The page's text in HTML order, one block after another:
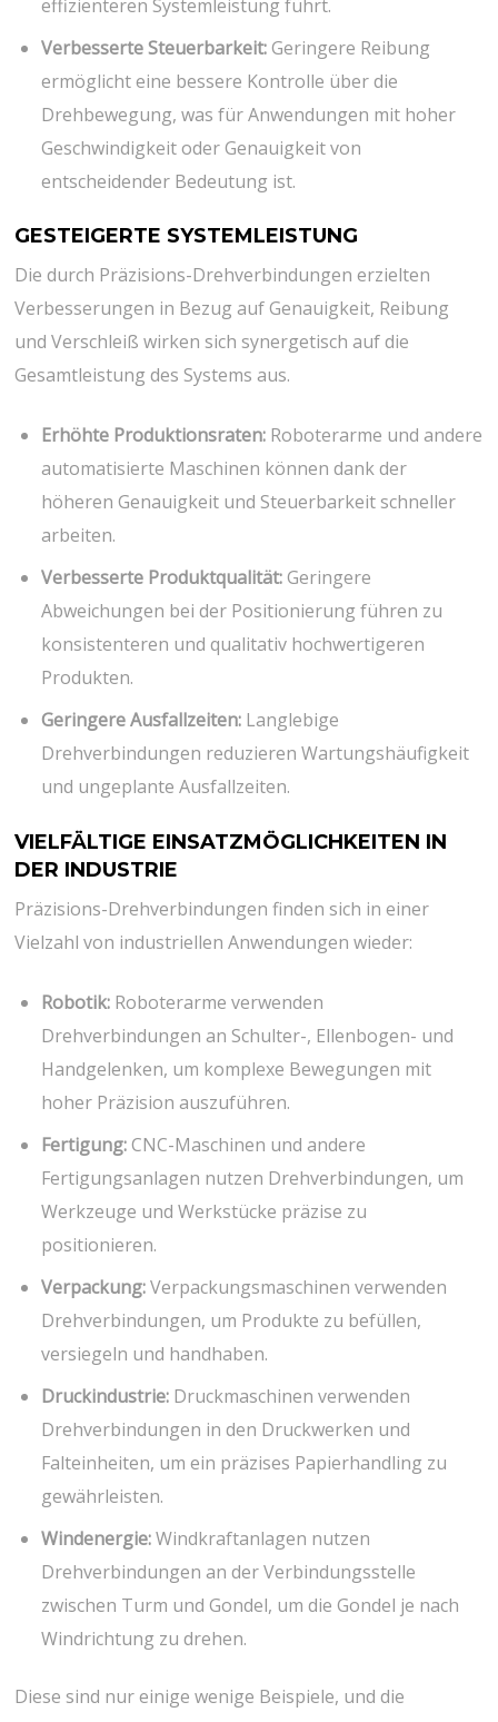
effizienteren Systemleistung führt.
Verbesserte Steuerbarkeit:Geringere Reibung
ermöglicht eine bessere Kontrolle über die
Drehbewegung, was für Anwendungen mit hoher
Geschwindigkeit oder Genauigkeit von
entscheidender Bedeutung ist.
GESTEIGERTE SYSTEMLEISTUNG
Die durch Präzisions-Drehverbindungen erzielten
Verbesserungen in Bezug auf Genauigkeit, Reibung
und Verschleiß wirken sich synergetisch auf die
Gesamtleistung des Systems aus.
Erhöhte Produktionsraten: Roboterarme und andere
automatisierte Maschinen können dank der
höheren Genauigkeit und Steuerbarkeit schneller
arbeiten.
Verbesserte Produktqualität:Geringere
Abweichungen bei der Positionierung führen zu
konsistenteren und qualitativ hochwertigeren
Produkten.
Geringere Ausfallzeiten: Langlebige
Drehverbindungen reduzieren Wartungshäufigkeit
und ungeplante Ausfallzeiten.
VIELFÄLTIGE EINSATZMÖGLICHKEITEN IN
DER INDUSTRIE
Präzisions-Drehverbindungen finden sich in einer
Vielzahl von industriellen Anwendungen wieder:
Robotik: Roboterarme verwenden
Drehverbindungen an Schulter-, Ellenbogen- und
Handgelenken, um komplexe Bewegungen mit
hoher Präzision auszuführen.
Fertigung:CNC-Maschinen und andere
Fertigungsanlagen nutzen Drehverbindungen, um
Werkzeuge und Werkstücke präzise zu
positionieren.
Verpackung:Verpackungsmaschinen verwenden
Drehverbindungen, um Produkte zu befüllen,
versiegeln und handhaben.
Druckindustrie: Druckmaschinen verwenden
Drehverbindungen in den Druckwerken und
Falteinheiten, um ein präzises Papierhandling zu
gewährleisten.
Windenergie:Windkraftanlagen nutzen
Drehverbindungen an der Verbindungsstelle
zwischen Turm und Gondel, um die Gondel je nach
Windrichtung zu drehen.
Diese sind nur einige wenige Beispiele, und die